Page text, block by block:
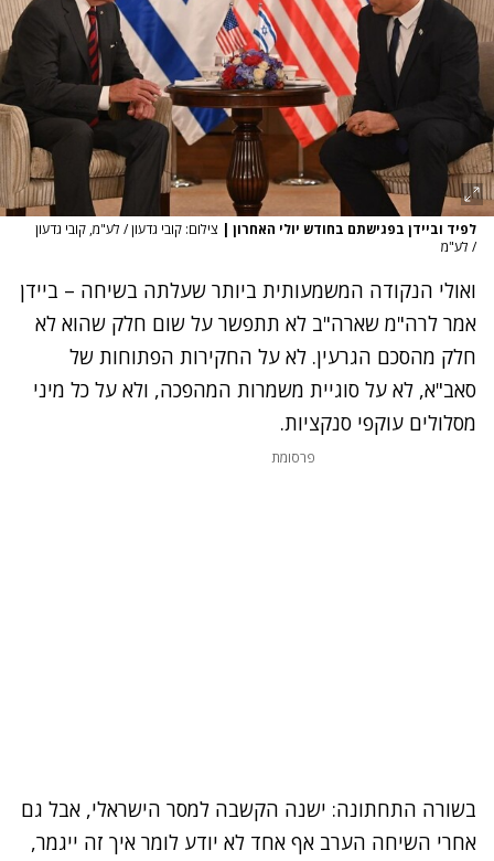
לפיד וביידן בפגישתם בחודש יולי האחרון | צילום: קובי גדעון / לע"מ, קובי גדעון
/ לע"מ
ואולי הנקודה המשמעותית ביותר שעלתה בשיחה – ביידן
אמר לרה"מ שארה"ב לא תתפשר על שום חלק שהוא לא
חלק מהסכם הגרעין. לא על החקירות הפתוחות של
סאב"א, לא על סוגיית משמרות המהפכה, ולא על כל מיני
מסלולים עוקפי סנקציות.
פרסומת
בשורה התחתונה: ישנה הקשבה למסר הישראלי, אבל גם
אחרי השיחה הערב אף אחד לא יודע לומר איך זה ייגמר,